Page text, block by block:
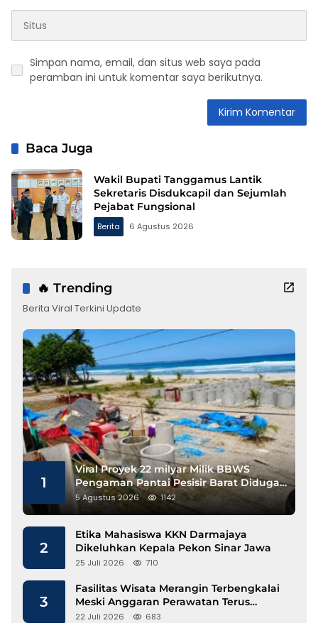
Simpan nama, email, dan situs web saya pada
peramban ini untuk komentar saya berikutnya.
Baca Juga
Wakil Bupati Tanggamus Lantik
Sekretaris Disdukcapil dan Sejumlah
Pejabat Fungsional
Berita 6 Agustus 2026
🔥 Trending
Berita Viral Terkini Update
1
Viral Proyek 22 milyar Milik BBWS
Pengaman Pantai Pesisir Barat Diduga
Gunakan Besi Banci
5 Agustus 2026 1142
2
Etika Mahasiswa KKN Darmajaya
Dikeluhkan Kepala Pekon Sinar Jawa
25 Juli 2026 710
3
Fasilitas Wisata Merangin Terbengkalai
Meski Anggaran Perawatan Terus
Mengalir
22 Juli 2026 683